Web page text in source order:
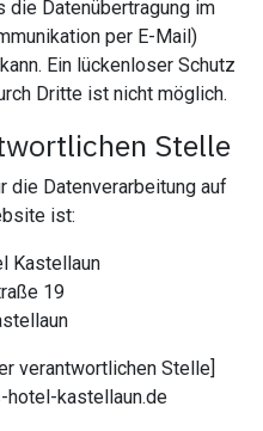
die Datenübertragung im
per E-Mail)
Ein lückenloser Schutz
Dritte ist nicht möglich.
Stelle
die Datenverarbeitung auf
ist:
Kastellaun
19
verantwortlichen Stelle]
hotel-kastellaun.de